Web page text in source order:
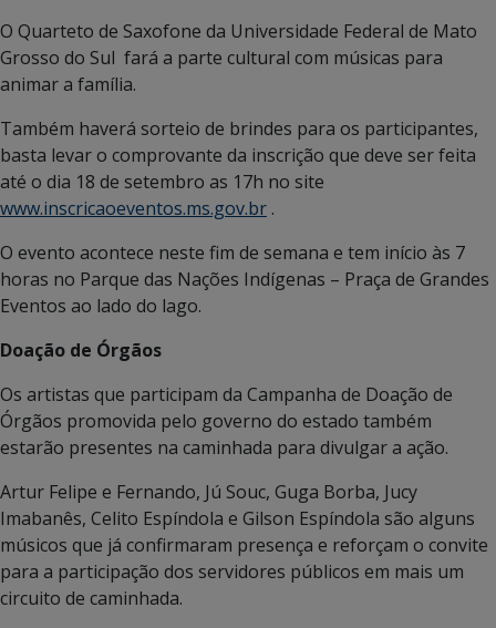
O Quarteto de Saxofone da Universidade Federal de Mato
Grosso do Sul fará a parte cultural com músicas para
animar a família.
Também haverá sorteio de brindes para os participantes,
basta levar o comprovante da inscrição que deve ser feita
até o dia 18 de setembro as 17h no site
www.inscricaoeventos.ms.gov.br .
O evento acontece neste fim de semana e tem início às 7
horas no Parque das Nações Indígenas – Praça de Grandes
Eventos ao lado do lago.
Doação de Órgãos
Os artistas que participam da Campanha de Doação de
Órgãos promovida pelo governo do estado também
estarão presentes na caminhada para divulgar a ação.
Artur Felipe e Fernando, Jú Souc, Guga Borba, Jucy
Imabanês, Celito Espíndola e Gilson Espíndola são alguns
músicos que já confirmaram presença e reforçam o convite
para a participação dos servidores públicos em mais um
circuito de caminhada.